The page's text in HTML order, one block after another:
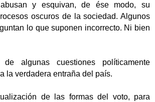
y esquivan, de ése modo, su
oscuros de la sociedad. Algunos
lo que suponen incorrecto. Ni bien
de algunas cuestiones políticamente
la verdadera entraña del país.
de las formas del voto, para